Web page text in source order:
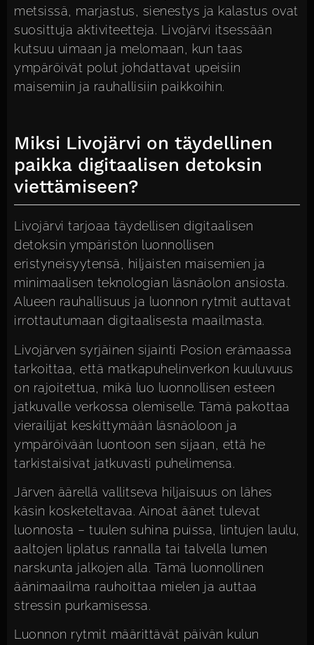
metsissä, marjastus, sienestys ja kalastus ovat
suosittuja aktiviteetteja. Livojärvi itsessään
kutsuu uimaan ja melomaan, kun taas
ympäröivät polut johdattavat upeisiin
maisemiin ja rauhallisiin paikkoihin.
Miksi Livojärvi on täydellinen
paikka digitaalisen detoksin
viettämiseen?
Livojärvi tarjoaa täydellisen digitaalisen
detoksin ympäristön luonnollisen
eristyneisyytensä, hiljaisten maisemien ja
minimaalisen teknologian läsnäolon ansiosta.
Alueen rauhallisuus ja luonnon rytmit auttavat
irrottautumaan digitaalisesta maailmasta.
Livojärven syrjäinen sijainti Posion erämaassa
tarkoittaa, että matkapuhelinverkon kuuluvuus
on rajoitettua, mikä luo luonnollisen esteen
jatkuvalle verkossa olemiselle. Tämä pakottaa
vierailijat keskittymään läsnäoloon ja
ympäröivään luontoon sen sijaan, että he
tarkistaisivat jatkuvasti puhelimensa.
Järven äärellä vallitseva hiljaisuus on lähes
käsin kosketeltavaa. Ainoat äänet tulevat
luonnosta – tuulen suhina puissa, lintujen laulu,
aaltojen liplatus rannalla tai talvella lumen
narskunta jalkojen alla. Tämä luonnollinen
äänimaailma rauhoittaa mielen ja auttaa
stressin purkamisessa.
Luonnon rytmit määrittävät päivän kulun